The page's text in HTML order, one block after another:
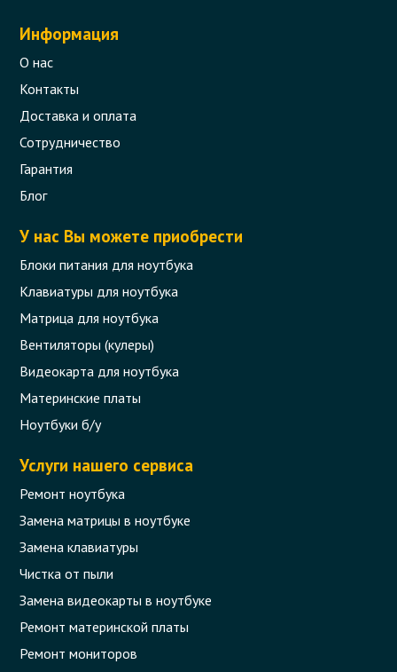
Информация
О нас
Контакты
Доставка и оплата
Сотрудничество
Гарантия
Блог
У нас Вы можете приобрести
Блоки питания для ноутбука
Клавиатуры для ноутбука
Матрица для ноутбука
Вентиляторы (кулеры)
Видеокарта для ноутбука
Материнские платы
Ноутбуки б/у
Услуги нашего сервиса
Ремонт ноутбука
Замена матрицы в ноутбуке
Замена клавиатуры
Чистка от пыли
Замена видеокарты в ноутбуке
Ремонт материнской платы
Ремонт мониторов